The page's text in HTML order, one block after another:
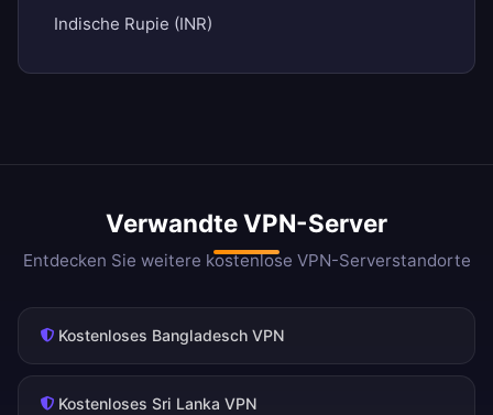
Indische Rupie (INR)
Verwandte VPN-Server
Entdecken Sie weitere kostenlose VPN-Serverstandorte
Kostenloses Bangladesch VPN
Kostenloses Sri Lanka VPN